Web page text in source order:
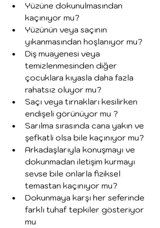
Yüzüne dokunulmasından
kaçınıyor mu?
Yüzünün veya saçının
yıkanmasından hoşlanıyor mu?
Diş muayenesi veya
temizlenmesinden diğer
çocuklara kıyasla daha fazla
rahatsız oluyor mu?
Saçı veya tırnakları kesilirken
endişeli görünüyor mu ?
Sarılma sırasında cana yakın ve
şefkatli olsa bile kaçınıyor mu?
Arkadaşlarıyla konuşmayı ve
dokunmadan iletişim kurmayı
sevse bile onlarla fiziksel
temastan kaçınıyor mu?
Dokunmaya karşı her seferinde
farklı tuhaf tepkiler gösteriyor
mu